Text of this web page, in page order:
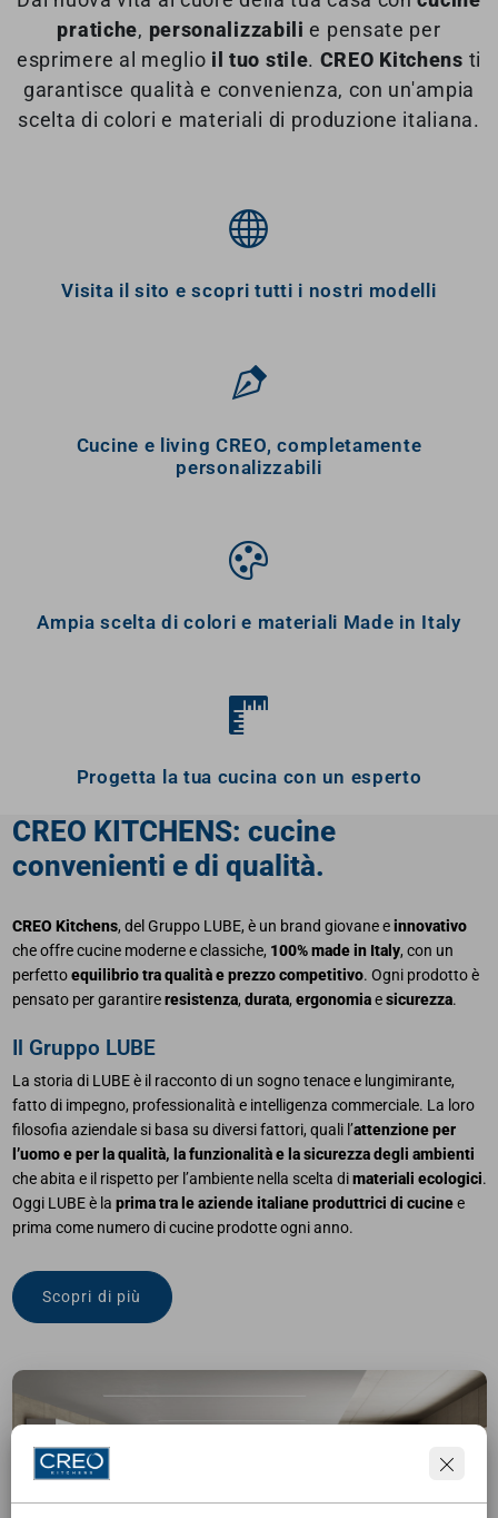
pratiche, personalizzabili e pensate per
esprimere al meglio il tuo stile. CREO Kitchens ti
garantisce qualità e convenienza, con un'ampia
scelta di colori e materiali di produzione italiana.
Visita il sito e scopri tutti i nostri modelli
Cucine e living CREO, completamente
personalizzabili
Ampia scelta di colori e materiali Made in Italy
Progetta la tua cucina con un esperto
CREO KITCHENS: cucine
convenienti e di qualità.
CREO Kitchens, del Gruppo LUBE, è un brand giovane einnovativo
che offre cucine moderne e classiche, 100% made in Italy, con un
perfettoequilibrio tra qualità e prezzo competitivo. Ogni prodotto è
pensato per garantireresistenza, durata, ergonomiaesicurezza.
Il Gruppo LUBE
La storia di LUBE è il racconto di un sogno tenace e lungimirante,
fatto di impegno, professionalità e intelligenza commerciale. La loro
filosofia aziendale si basa su diversi fattori, quali l’attenzione per
l’uomo e per la qualità, la funzionalità e la sicurezza degli ambienti
che abita e il rispetto per l’ambiente nella scelta dimateriali ecologici.
Oggi LUBE è la prima tra le aziende italiane produttrici di cucinee
prima come numero di cucine prodotte ogni anno.
Scopri di più